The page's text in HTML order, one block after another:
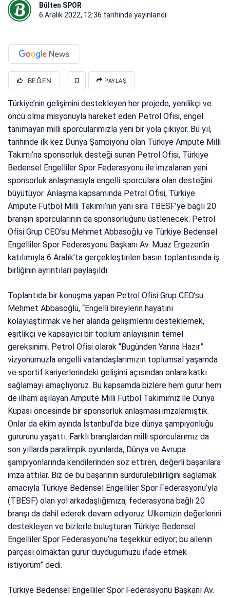
Bülten SPOR
6 Aralık 2022, 12:36 tarihinde yayınlandı
BEĞEN PAYLAŞ
Türkiye’nin gelişimini destekleyen her projede, yenilikçi ve
öncü olma misyonuyla hareket eden Petrol Ofisi, engel
tanımayan milli sporcularımızla yeni bir yola çıkıyor. Bu yıl,
tarihinde ilk kez Dünya Şampiyonu olan Türkiye Ampute Milli
Takımı’na sponsorluk desteği sunan Petrol Ofisi, Türkiye
Bedensel Engelliler Spor Federasyonu ile imzalanan yeni
sponsorluk anlaşmasıyla engelli sporculara olan desteğini
büyütüyor. Anlaşma kapsamında Petrol Ofisi, Türkiye
Ampute Futbol Milli Takımı’nın yanı sıra TBESF’ye bağlı 20
branşın sporcularının da sponsorluğunu üstlenecek. Petrol
Ofisi Grup CEO’su Mehmet Abbasoğlu ve Türkiye Bedensel
Engelliler Spor Federasyonu Başkanı Av. Muaz Ergezen’in
katılımıyla 6 Aralık’ta gerçekleştirilen basın toplantısında iş
birliğinin ayrıntıları paylaşıldı.
Toplantıda bir konuşma yapan Petrol Ofisi Grup CEO’su
Mehmet Abbasoğlu, “Engelli bireylerin hayatını
kolaylaştırmak ve her alanda gelişimlerini desteklemek,
eşitlikçi ve kapsayıcı bir toplum anlayışının temel
gereksinimi. Petrol Ofisi olarak “Bugünden Yarına Hazır”
vizyonumuzla engelli vatandaşlarımızın toplumsal yaşamda
ve sportif kariyerlerindeki gelişimi açısından onlara katkı
sağlamayı amaçlıyoruz. Bu kapsamda bizlere hem gurur hem
de ilham aşılayan Ampute Milli Futbol Takımımız ile Dünya
Kupası öncesinde bir sponsorluk anlaşması imzalamıştık.
Onlar da ekim ayında İstanbul’da bize dünya şampiyonluğu
gururunu yaşattı. Farklı branşlardan milli sporcularımız da
son yıllarda paralimpik oyunlarda, Dünya ve Avrupa
şampiyonlarında kendilerinden söz ettiren, değerli başarılara
imza attılar. Biz de bu başarının sürdürülebilirliğini sağlamak
amacıyla Türkiye Bedensel Engelliler Spor Federasyonu’yla
(TBESF) olan yol arkadaşlığımıza, federasyona bağlı 20
branşı da dahil ederek devam ediyoruz. Ülkemizin değerlerini
destekleyen ve bizlerle buluşturan Türkiye Bedensel
Engelliler Spor Federasyonu’na teşekkür ediyor; bu ailenin
parçası olmaktan gurur duyduğumuzu ifade etmek
istiyorum” dedi.
Türkiye Bedensel Engelliler Spor Federasyonu Başkanı Av.